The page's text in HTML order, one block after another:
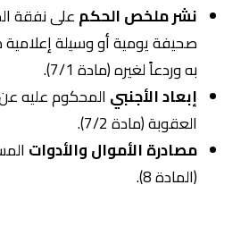
نشر ملخص الحكمعلى نفقة
صحيفة يومية أو وسيلة إعلامية
به وردعاً لغيره (مادة 7/1).
إبعاد الأجنبي المحكوم عليه
العقوبة (مادة 7/2).
مصادرة الأموال والأدوات
(المادة 8).